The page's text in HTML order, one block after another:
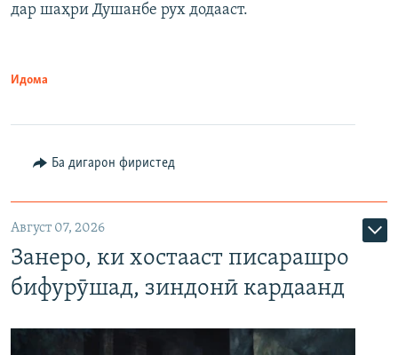
дар шаҳри Душанбе рух додааст.
Идома
Ба дигарон фиристед
Август 07, 2026
Занеро, ки хостааст писарашро
бифурӯшад, зиндонӣ кардаанд